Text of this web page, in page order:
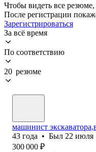
Чтобы видеть все резюме,
После регистрации
Зарегистрироваться
За всё время
По соответствию
20 резюме
машинист
43 года • Был 22 июля
300 000 ₽